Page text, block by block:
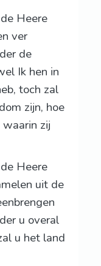
Heere
ver
de
Ik hen in
toch zal
zijn, hoe
zij
Heere
uit de
u overal
u het land